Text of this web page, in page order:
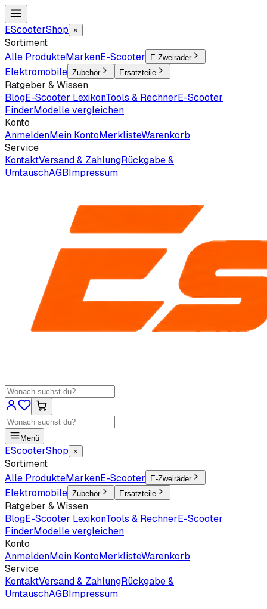
EScooterShop ×
Sortiment
Alle ProdukteMarkenE-Scooter E-Zweiräder
Elektromobile Zubehör Ersatzteile
Ratgeber & Wissen
BlogE-Scooter LexikonTools & RechnerE-Scooter
FinderModelle vergleichen
Konto
AnmeldenMein KontoMerklisteWarenkorb
Service
KontaktVersand & ZahlungRückgabe &
UmtauschAGBImpressum
Menü
EScooterShop ×
Sortiment
Alle ProdukteMarkenE-Scooter E-Zweiräder
Elektromobile Zubehör Ersatzteile
Ratgeber & Wissen
BlogE-Scooter LexikonTools & RechnerE-Scooter
FinderModelle vergleichen
Konto
AnmeldenMein KontoMerklisteWarenkorb
Service
KontaktVersand & ZahlungRückgabe &
UmtauschAGBImpressum